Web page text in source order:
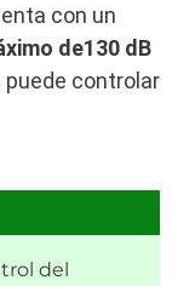
con un
de130 dB
puede controlar
del